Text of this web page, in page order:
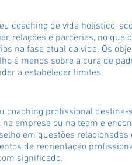
coaching de vida holístico,
relações e parcerias, no que
na fase atual da vida. Os
é menos sobre a cura de
a estabelecer limites.
coaching profissional
na empresa ou na team e
em questões
de reorientação
significado.